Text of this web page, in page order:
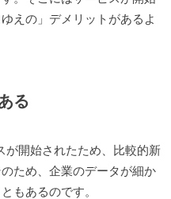
えの」デメリットがあるよ
る
が開始されたため、比較的新
ため、企業のデータが細か
もあるのです。